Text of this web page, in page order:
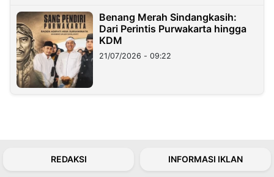
Benang Merah Sindangkasih:
Dari Perintis Purwakarta hingga
KDM
21/07/2026 - 09:22
REDAKSI INFORMASI IKLAN